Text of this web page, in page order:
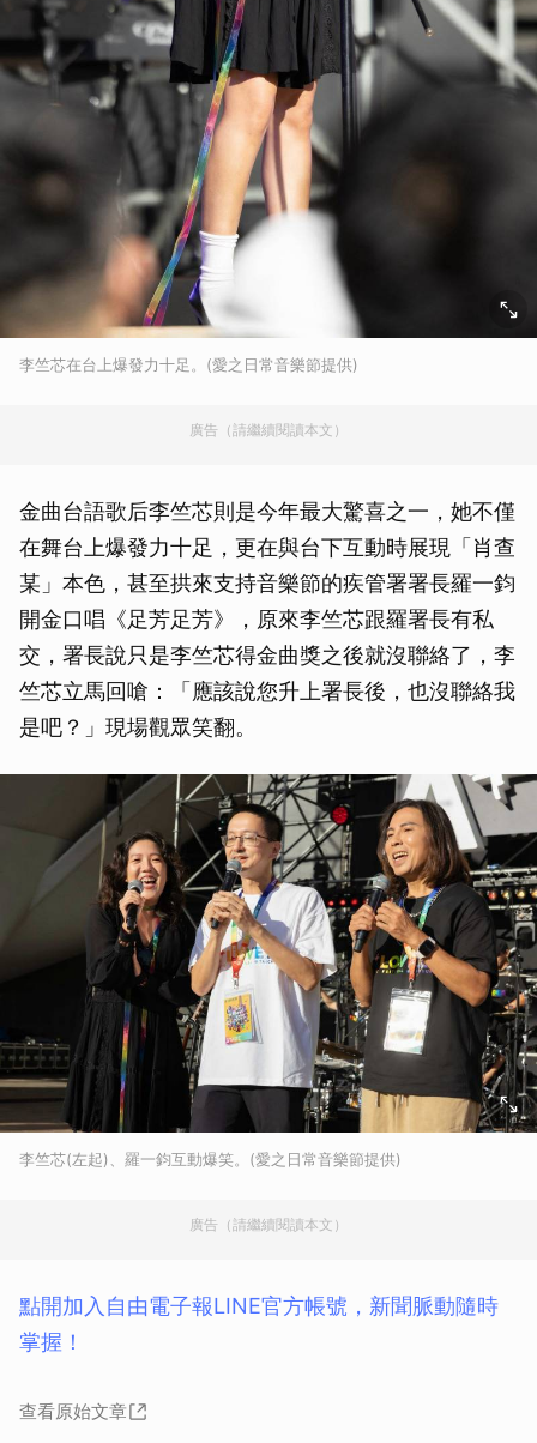
李竺芯在台上爆發力十足。(愛之日常音樂節提供)
廣告（請繼續閱讀本文）
金曲台語歌后李竺芯則是今年最大驚喜之一，她不僅
在舞台上爆發力十足，更在與台下互動時展現「肖查
某」本色，甚至拱來支持音樂節的疾管署署長羅一鈞
開金口唱《足芳足芳》，原來李竺芯跟羅署長有私
交，署長說只是李竺芯得金曲獎之後就沒聯絡了，李
竺芯立馬回嗆：「應該說您升上署長後，也沒聯絡我
是吧？」現場觀眾笑翻。
李竺芯(左起)、羅一鈞互動爆笑。(愛之日常音樂節提供)
廣告（請繼續閱讀本文）
點開加入自由電子報LINE官方帳號，新聞脈動隨時
掌握！
查看原始文章